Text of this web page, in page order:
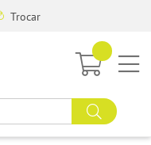
Trocar